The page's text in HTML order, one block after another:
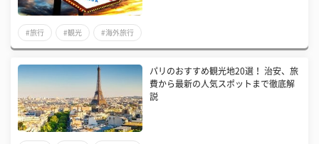
#旅行 #観光 #海外旅行
パリのおすすめ観光地20選！ 治安、旅
費から最新の人気スポットまで徹底解
説